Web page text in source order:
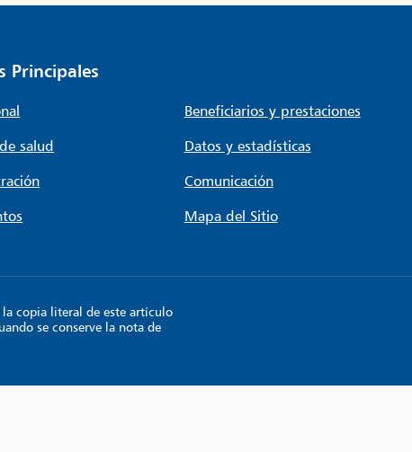
Principales
Beneficiarios y prestaciones
salud
Datos y estadísticas
Comunicación
Mapa del Sitio
copia literal de este artículo
se conserve la nota de